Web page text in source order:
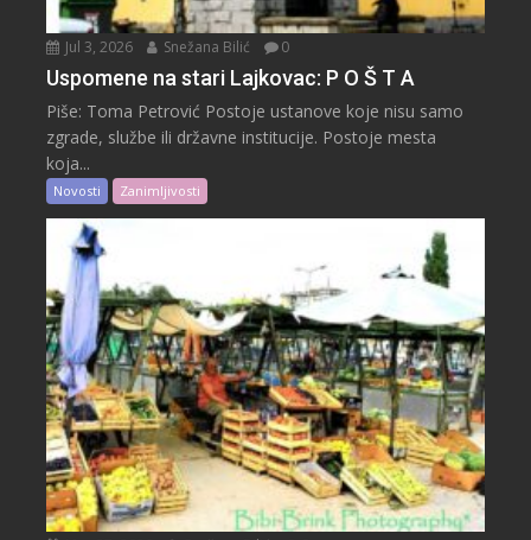
Jul 3, 2026 Snežana Bilić 0
Uspomene na stari Lajkovac: P O Š T A
Piše: Toma Petrović Postoje ustanove koje nisu samo
zgrade, službe ili državne institucije. Postoje mesta
koja...
Novosti Zanimljivosti